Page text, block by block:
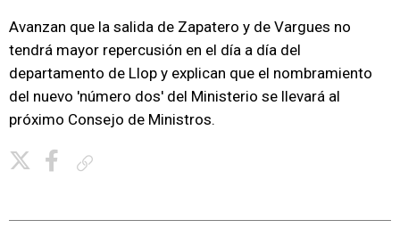
Avanzan que la salida de Zapatero y de Vargues no
tendrá mayor repercusión en el día a día del
departamento de Llop y explican que el nombramiento
del nuevo 'número dos' del Ministerio se llevará al
próximo Consejo de Ministros.